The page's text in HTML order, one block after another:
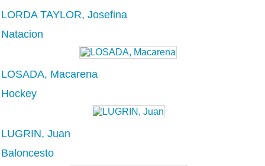
LORDA TAYLOR, Josefina
Natacion
LOSADA, Macarena
Hockey
LUGRIN, Juan
Baloncesto